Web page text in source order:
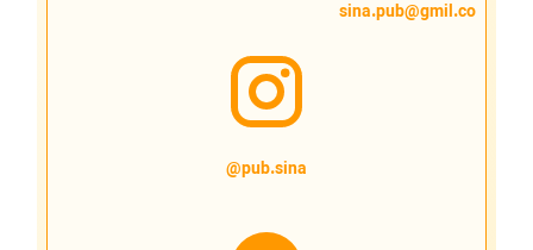
sina.pub@gmil.co
@pub.sina